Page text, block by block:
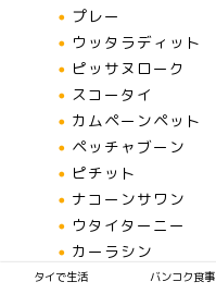
プレー
ウッタラディット
ピッサヌローク
スコータイ
カムペーンペット
ペッチャブーン
ピチット
ナコーンサワン
ウタイターニー
カーラシン
コーンケーン
タイで生活 バンコク食事